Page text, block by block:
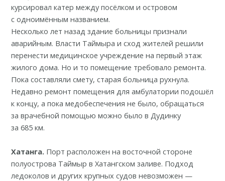
курсировал катер между посёлком и островом
с одноимённым названием.
Несколько лет назад здание больницыпризнали
аварийным. Власти Таймыра и сход жителей решили
перенести медицинское учреждение на первый этаж
жилого дома. Но и то помещение требовало ремонта.
Пока составляли смету, старая больница рухнула.
Недавно ремонт помещения для амбулаторииподошёл
к концу, а пока медобеспечения не было, обращаться
за врачебной помощью можно было в Дудинку
за 685 км.
Хатанга. Порт расположен навосточной стороне
полуострова Таймыр в Хатангском заливе. Подход
ледоколов и других крупных судов невозможен —